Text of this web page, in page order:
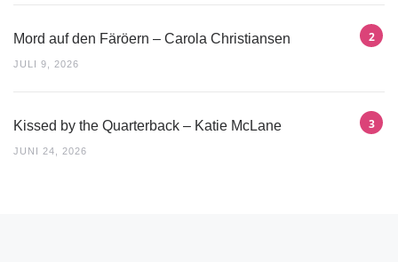
Mord auf den Färöern – Carola Christiansen
JULI 9, 2026
Kissed by the Quarterback – Katie McLane
JUNI 24, 2026